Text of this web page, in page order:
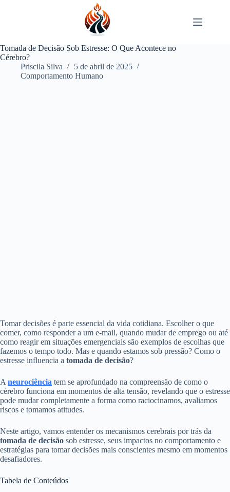
Tomada de Decisão Sob Estresse: O Que Acontece no
Cérebro?
Priscila Silva
5 de abril de 2025
Comportamento Humano
Tomar decisões é parte essencial da vida cotidiana. Escolher o que
comer, como responder a um e-mail, quando mudar de emprego ou até
como reagir em situações emergenciais são exemplos de escolhas que
fazemos o tempo todo. Mas e quando estamos sob pressão? Como o
estresse influencia a tomada de decisão?
A neurociência tem se aprofundado na compreensão de como o
cérebro funciona em momentos de alta tensão, revelando que o estresse
pode mudar completamente a forma como raciocinamos, avaliamos
riscos e tomamos atitudes.
Neste artigo, vamos entender os mecanismos cerebrais por trás da
tomada de decisão sob estresse, seus impactos no comportamento e
estratégias para tomar decisões mais conscientes mesmo em momentos
desafiadores.
Tabela de Conteúdos